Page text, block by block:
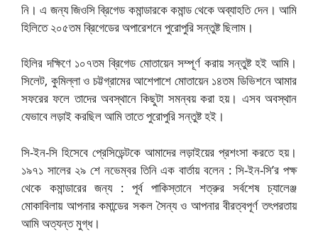
নি। এ জন্য জিওসি ব্রিগেড কমান্ডারকে কমান্ড থেকে অব্যাহতি দেন। আমি
হিলিতে ২০৫তম ব্রিগেডের অপারেশনে পুরোপুরি সন্তুষ্ট ছিলাম।
হিলির দক্ষিণে ১০৭তম ব্রিগেড মোতায়েন সম্পূর্ণ করায় সন্তুষ্ট হই আমি।
সিলেট, কুমিল্লা ও চট্টগ্রামের আশেপাশে মোতায়েন ১৪তম ডিভিশনে আমার
সফরের ফলে তাদের অবস্থানে কিছুটা সমন্বয় করা হয়। এসব অবস্থান
যেভাবে লড়াই করছিল আমি তাতে পুরোপুরি সন্তুষ্ট হই।
সি-ইন-সি হিসেবে প্রেসিডেন্টকে আমাদের লড়াইয়ের প্রশংসা করতে হয়।
১৯৭১ সালের ২৯ শে নভেম্বর তিনি এক বার্তায় বলেন : সি-ইন-সি’র পক্ষ
থেকে কমান্ডারের জন্য : পূর্ব পাকিস্তানে শত্রুর সর্বশেষ চ্যালেঞ্জ
মোকাবিলায় আপনার কমান্ডের সকল সৈন্য ও আপনার বীরত্বপূর্ণ তৎপরতায়
আমি অত্যন্ত মুগ্ধ।